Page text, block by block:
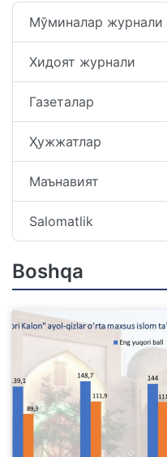
Мўминалар журнали
Хидоят журнали
Газеталар
Ҳужжатлар
Маънавият
Salomatlik
Boshqa